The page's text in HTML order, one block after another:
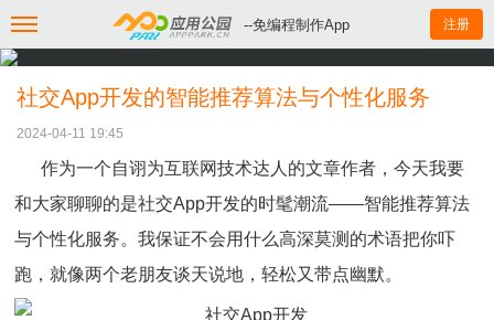
--免编程制作App 注册
社交App开发的智能推荐算法与个性化服务
2024-04-11 19:45
作为一个自诩为互联网技术达人的文章作者，今天我要
和大家聊聊的是社交App开发的时髦潮流——智能推荐算法
与个性化服务。我保证不会用什么高深莫测的术语把你吓
跑，就像两个老朋友谈天说地，轻松又带点幽默。